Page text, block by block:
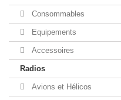
Consommables
Equipements
Accessoires
Radios
Avions et Hélicos